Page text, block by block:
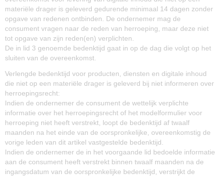
materiële drager is geleverd gedurende minimaal 14 dagen zonder
opgave van redenen ontbinden. De ondernemer mag de
consument vragen naar de reden van herroeping, maar deze niet
tot opgave van zijn reden(en) verplichten.
De in lid 3 genoemde bedenktijd gaat in op de dag die volgt op het
sluiten van de overeenkomst.
Verlengde bedenktijd voor producten, diensten en digitale inhoud
die niet op een materiële drager is geleverd bij niet informeren over
herroepingsrecht:
Indien de ondernemer de consument de wettelijk verplichte
informatie over het herroepingsrecht of het modelformulier voor
herroeping niet heeft verstrekt, loopt de bedenktijd af twaalf
maanden na het einde van de oorspronkelijke, overeenkomstig de
vorige leden van dit artikel vastgestelde bedenktijd.
Indien de ondernemer de in het voorgaande lid bedoelde informatie
aan de consument heeft verstrekt binnen twaalf maanden na de
ingangsdatum van de oorspronkelijke bedenktijd, verstrijkt de